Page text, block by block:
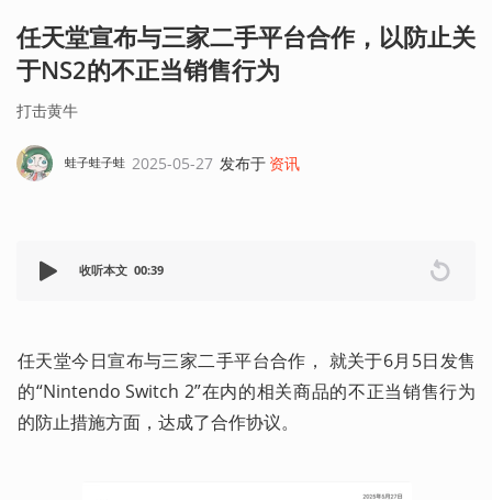
任天堂宣布与三家二手平台合作，以防止关
于NS2的不正当销售行为
打击黄牛
蛙子蛙子蛙 2025-05-27 发布于 资讯
收听本文 00:39
任天堂今日宣布与三家二手平台合作， 就关于6月5日发售
的“Nintendo Switch 2”在内的相关商品的不正当销售行为
的防止措施方面，达成了合作协议。